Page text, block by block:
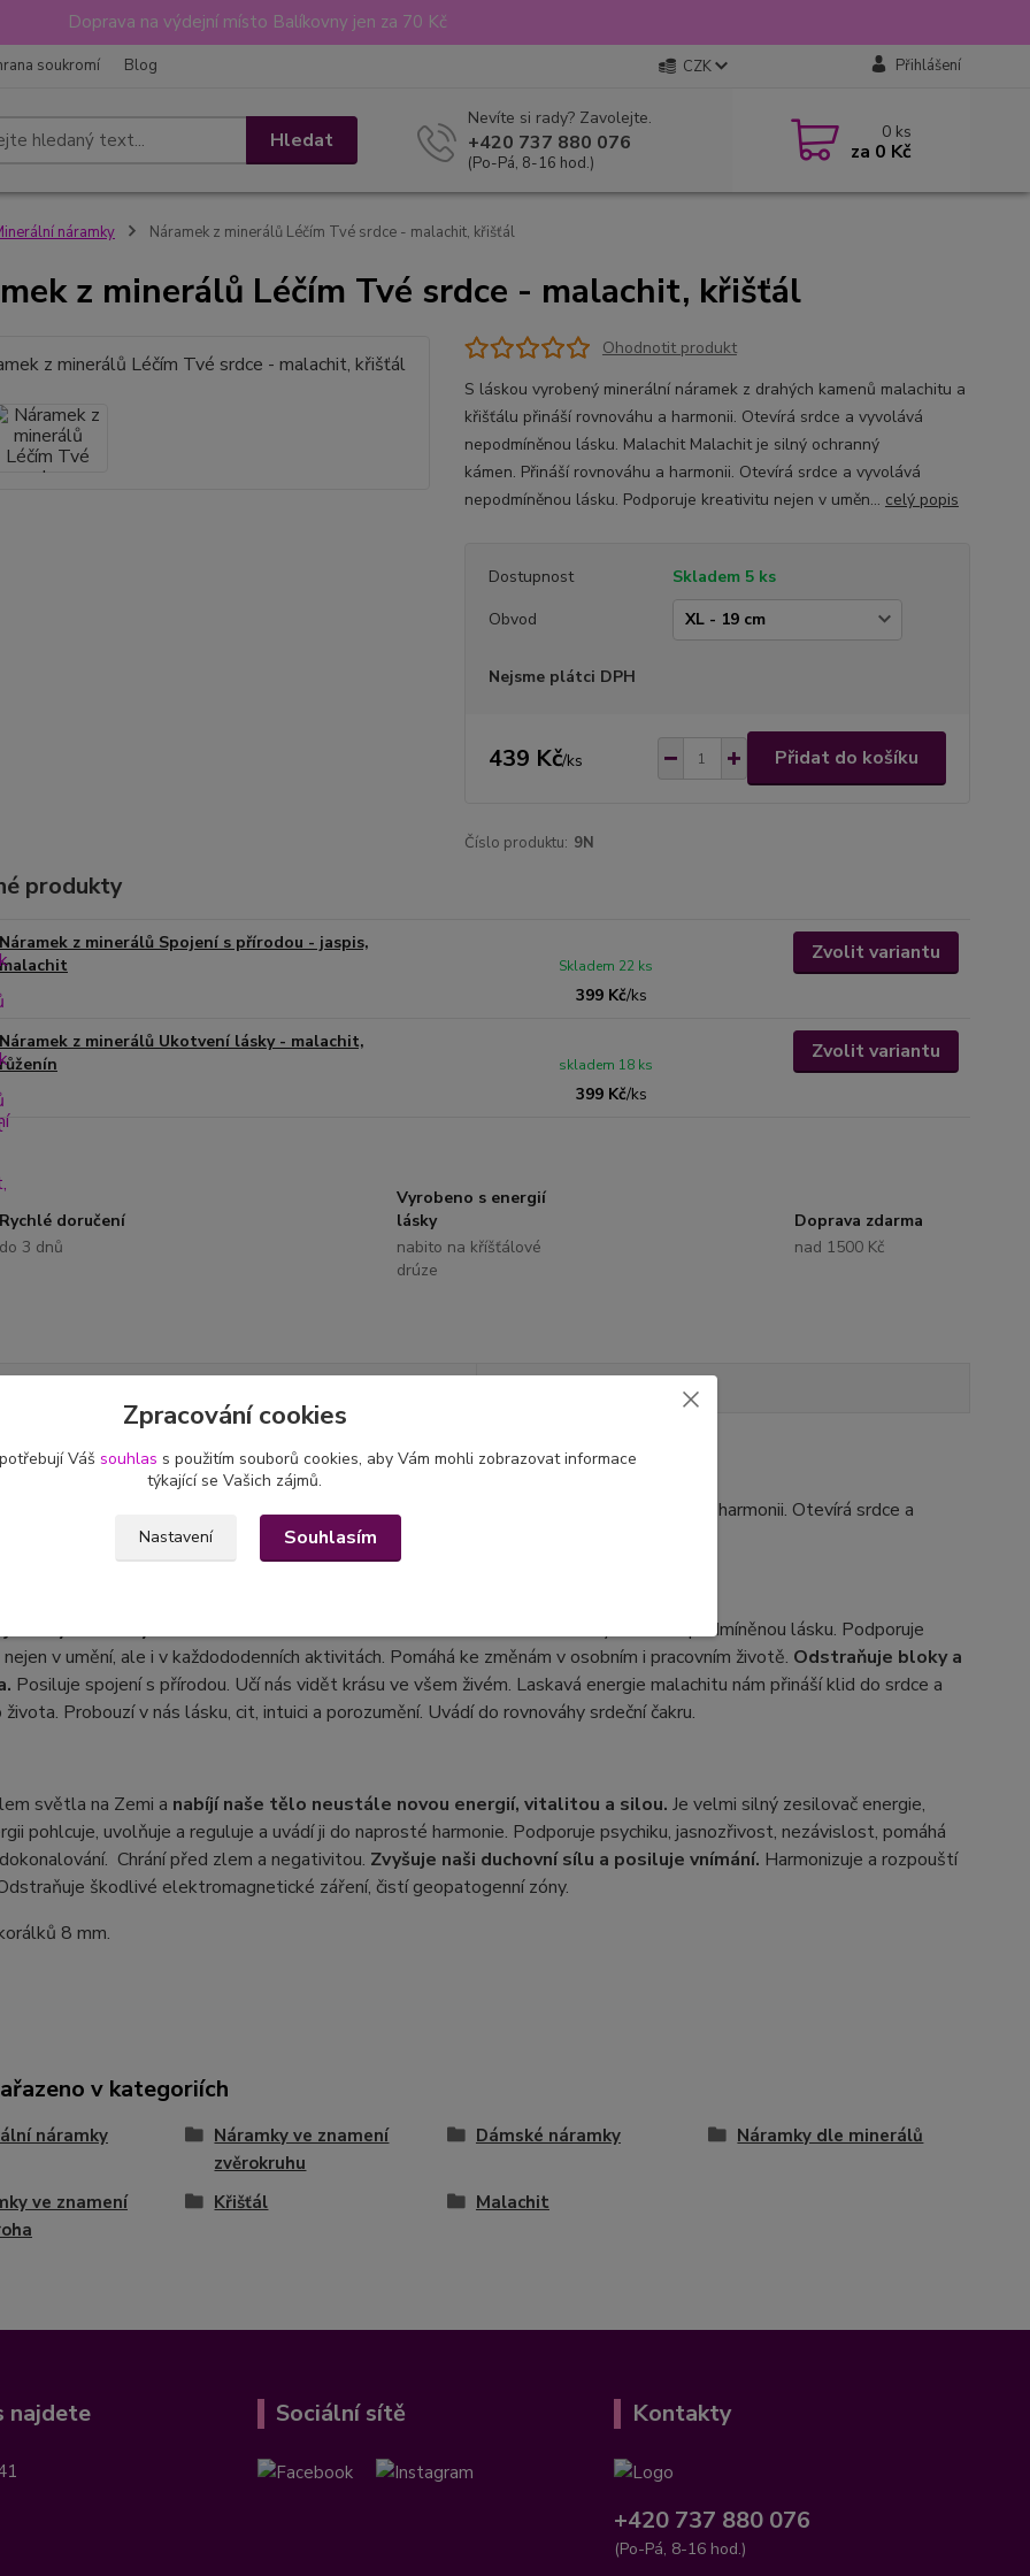
Doprava na výdejní místo Balíkovny jen za 70 Kč
soukromí Blog CZK Přihlášení
Hledat
Nevíte si rady? Zavolejte.
+420 737 880 076
(Po-Pá, 8-16 hod.)
0 ks
za 0 Kč
náramky Náramek z minerálů Léčím Tvé srdce - malachit, křišťál
z minerálů Léčím Tvé srdce - malachit, křišťál
Ohodnotit produkt
S láskou vyrobený minerální náramek z drahých kamenů malachitu a
křišťálu přináší rovnováhu a harmonii. Otevírá srdce a vyvolává
nepodmíněnou lásku. Malachit Malachit je silný ochranný
kámen. Přináší rovnováhu a harmonii. Otevírá srdce a vyvolává
nepodmíněnou lásku. Podporuje kreativitu nejen v uměn... celý popis
Dostupnost
Skladem 5 ks
Obvod
Nejsme plátci DPH
439 Kč/ks Přidat do košíku
Číslo produktu: 9N
produkty
Náramek z minerálů Spojení s přírodou - jaspis,
malachit
399 Kč/ks
Skladem 22 ks
Zvolit variantu
Náramek z minerálů Ukotvení lásky - malachit,
růženín
399 Kč/ks
skladem 18 ks
Zvolit variantu
Rychlé doručení
do 3 dnů
Vyrobeno s energií
lásky
nabito na kříšťálové
drúze
Doprava zdarma
nad 1500 Kč
specifikace
minerální náramek z drahých kamenůmalachitu a křišťálu přináší rovnováhu a harmonii. Otevírá srdce a
nepodmíněnou lásku.
a vyvolává nepodmíněnou lásku. Podporuje
v umění, ale i v každododenních aktivitách. Pomáhá ke změnám v osobním i pracovním životě. Odstraňuje bloky a
Posiluje spojení s přírodou. Učí nás vidět krásu ve všem živém. Laskavá energie malachitu nám přináší klid do srdce a
Probouzí v nás lásku, cit, intuici a porozumění. Uvádí do rovnováhy srdeční čakru.
světla na Zemi a nabíjí naše tělo neustále novou energií, vitalitou a silou. Je velmi silný zesilovač energie,
pohlcuje, uvolňuje a reguluje a uvádí ji do naprosté harmonie. Podporuje psychiku, jasnozřivost, nezávislost, pomáhá
Chrání před zlem a negativitou. Zvyšuje naši duchovní sílu a posiluje vnímání. Harmonizuje a rozpouští
škodlivé elektromagnetické záření, čistí geopatogenní zóny.
8 mm.
v kategoriích
náramky
Náramky ve znamení
zvěrokruhu
Dámské náramky Náramky dle minerálů
ve znamení
Křišťál Malachit
najdete Sociální sítě Kontakty
+420 737 880 076
(Po-Pá, 8-16 hod.)
Zpracování cookies
Váš souhlas s použitím souborů cookies, aby Vám mohli zobrazovat informace
týkající se Vašich zájmů.
Nastavení Souhlasím